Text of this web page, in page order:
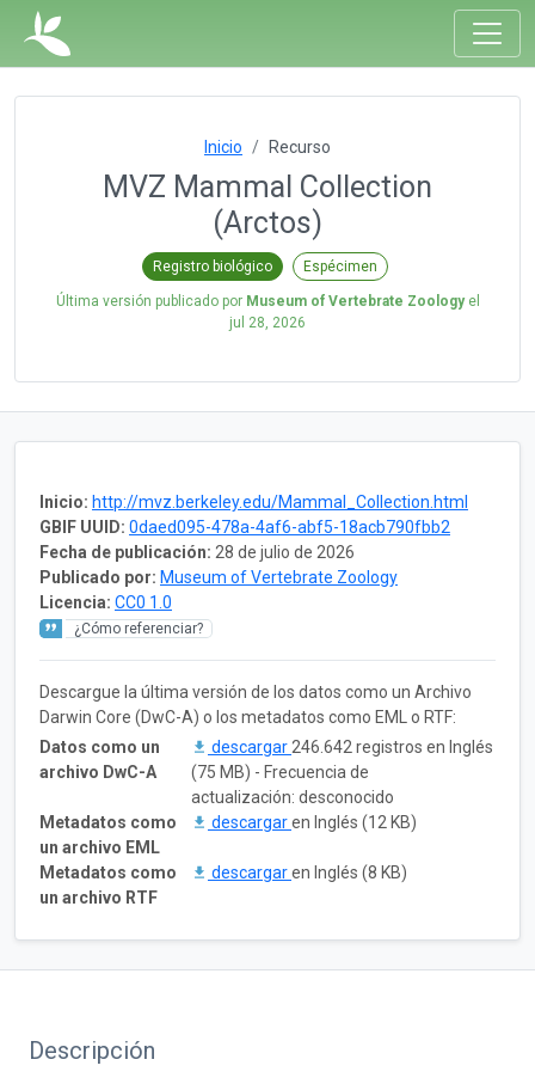
Inicio Recurso
MVZ Mammal Collection
(Arctos)
Registro biológico Espécimen
Última versión publicado por Museum of Vertebrate Zoologyel
jul 28, 2026
Inicio: http://mvz.berkeley.edu/Mammal_Collection.html
GBIF UUID: 0daed095-478a-4af6-abf5-18acb790fbb2
Fecha de publicación: 28 de julio de 2026
Publicado por: Museum of Vertebrate Zoology
Licencia: CC0 1.0
¿Cómo referenciar?
Descargue la última versión de los datos como un Archivo
Darwin Core (DwC-A) o los metadatos como EML o RTF:
Datos como un
archivo DwC-A
descargar 246.642 registros en Inglés
(75 MB) - Frecuencia de
actualización: desconocido
Metadatos como
un archivo EML
descargaren Inglés (12 KB)
Metadatos como
un archivo RTF
descargaren Inglés (8 KB)
Descripción